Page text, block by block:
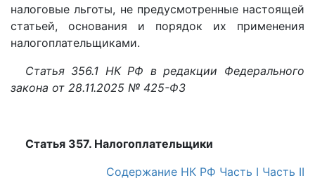
налоговые льготы, не предусмотренные настоящей
статьей, основания и порядок их применения
налогоплательщиками.
Статья 356.1 НК РФ в редакции Федерального
закона от 28.11.2025 № 425-ФЗ
Статья 357. Налогоплательщики
Содержание НК РФ Часть I Часть II